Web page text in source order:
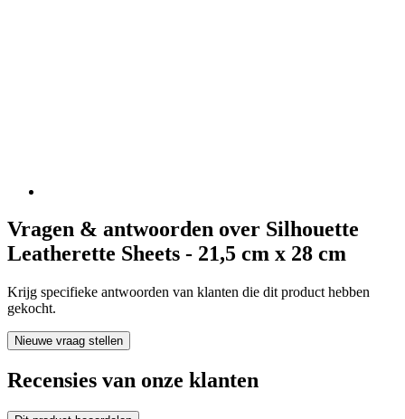
Vragen & antwoorden over Silhouette
Leatherette Sheets - 21,5 cm x 28 cm
Krijg specifieke antwoorden van klanten die dit product hebben
gekocht.
Nieuwe vraag stellen
Recensies van onze klanten